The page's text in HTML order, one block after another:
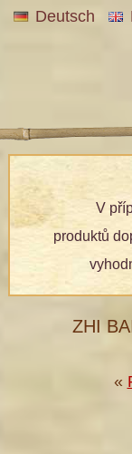
Deutsch
Patentní medicína
»
185
ZHI
«
V
produktů